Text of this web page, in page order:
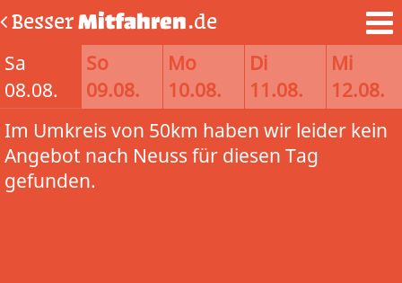
BesserMitfahren.de
Sa
08.08.
So
09.08.
Mo
10.08.
Di
11.08.
Mi
12.08.
Im Umkreis von 50km haben wir leider kein
Angebot nach Neuss für diesen Tag
gefunden.